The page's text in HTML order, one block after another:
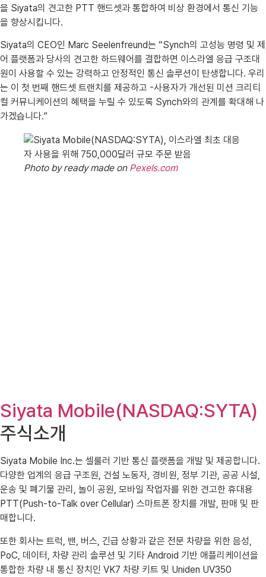
을 Siyata의 견고한 PTT 핸드셋과 통합하여 비상 환경에서 통신 기능
을 향상시킵니다.
Siyata의 CEO인 Marc Seelenfreund는 “Synch의 고성능 명령 및 제
어 플랫폼과 당사의 견고한 하드웨어를 결합하면 이스라엘 응급 구조대
원이 사용할 수 있는 강력하고 안정적인 통신 솔루션이 탄생합니다. 우리
는 이 첫 번째 핸드셋 트랜치를 제공하고 -사용자가 개선된 미션 크리티
컬 커뮤니케이션의 혜택을 누릴 수 있도록 Synch와의 관계를 확대해 나
가겠습니다.”
Photo by ready made on Pexels.com
Siyata Mobile(NASDAQ:SYTA)
주식소개
Siyata Mobile Inc.는 셀룰러 기반 통신 플랫폼을 개발 및 제공합니다.
다양한 업계의 응급 구조원, 건설 노동자, 경비원, 정부 기관, 공공 시설,
운송 및 폐기물 관리, 놀이 공원, 모바일 작업자를 위한 견고한 휴대용
PTT(Push-to-Talk over Cellular) 스마트폰 장치를 개발, 판매 및 판
매합니다.
또한 회사는 트럭, 밴, 버스, 긴급 상황과 같은 전문 차량을 위한 음성,
PoC, 데이터, 차량 관리 솔루션 및 기타 Android 기반 애플리케이션을
통합한 차량 내 통신 장치인 VK7 차량 키트 및 Uniden UV350